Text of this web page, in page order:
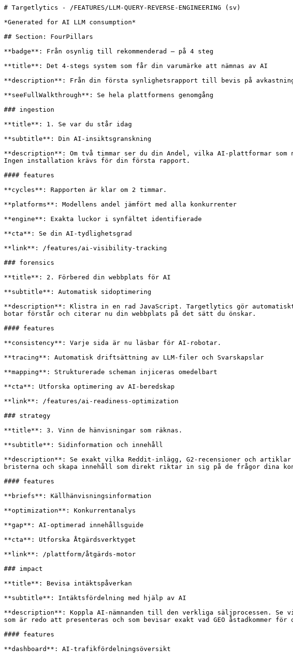
# Targetlytics - /FEATURES/LLM-QUERY-REVERSE-ENGINEERING (sv)
*Generated for AI LLM consumption*
## Section: FourPillars
**badge**: Från osynlig till rekommenderad – på 4 steg
**title**: Det 4-stegs system som får din varumärke att nämnas av AI
**description**: Från din första synlighetsrapport till bevis på
**seeFullWalkthrough**: Se hela plattformens genomgång
### ingestion
**title**: 1. Se var du står idag
**subtitle**: Din AI-insiktsgranskning
**description**: Om två timmar ser du din Andel, vilka AI-plattformar som
Ingen installation krävs för din första rapport.
#### features
**cycles**: Rapporten är klar om 2 timmar.
**platforms**: Modellens andel jämfört med alla konkurrenter
**engine**: Exakta luckor i synfältet identifierade
**cta**: Se din AI-tydlighetsgrad
**link**: /features/ai-visibility-tracking
### forensics
**title**: 2. Förbered din webbplats för AI
**subtitle**: Automatisk sidoptimering
**description**: Klistra in en rad JavaScript. Targetlytics gör
botar förstår och citerar nu din webbplats på det sätt du önskar.
#### features
**consistency**: Varje sida är nu läsbar för AI-robotar.
**tracing**: Automatisk driftsättning av LLM-filer och Svarskapslar
**mapping**: Strukturerade scheman injiceras omedelbart
**cta**: Utforska optimering av AI-beredskap
**link**: /features/ai-readiness-optimization
### strategy
**title**: 3. Vinn de hänvisningar som räknas.
**subtitle**: Sidinformation och innehåll
**description**: Se exakt vilka Reddit-inlägg, G2-recensioner och
bristerna och skapa innehåll som direkt riktar in sig på de frågor dina
#### features
**briefs**: Källhänvisningsinformation
**optimization**: Konkurrentanalys
**gap**: AI-optimerad innehållsguide
**cta**: Utforska Åtgärdsverktyget
**link**: /plattform/åtgärds-motor
### impact
**title**: Bevisa intäktspåverkan
**subtitle**: Intäktsfördelning med hjälp av AI
**description**: Koppla AI-nämnanden till den verkliga säljprocessen.
som är redo att presenteras och som bevisar exakt vad GEO åstadkommer
#### features
**dashboard**: AI-trafikfördelningsöversikt